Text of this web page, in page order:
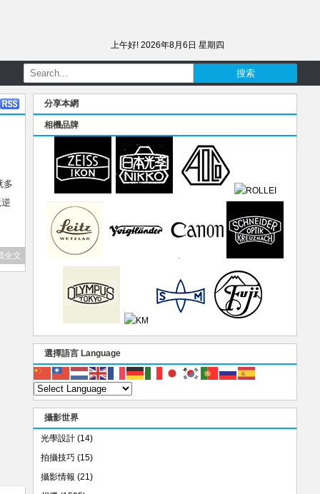
上午好! 2026年8月6日 星期四
多
全文
分享本網
相機品牌
選擇語言 Language
攝影世界
光學設計 (14)
拍攝技巧 (15)
攝影情報 (21)